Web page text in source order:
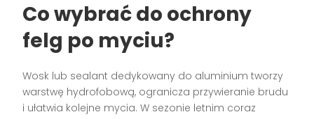
Co wybrać do ochrony
felg po myciu?
Wosk lub sealant dedykowany do aluminium tworzy
warstwę hydrofobową, ogranicza przywieranie brudu
i ułatwia kolejne mycia. W sezonie letnim coraz